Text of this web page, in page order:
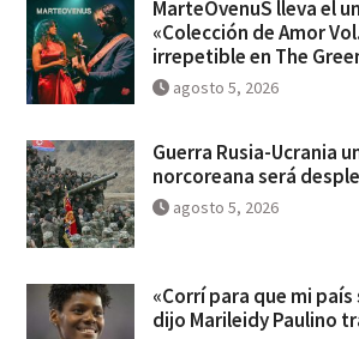
MarteOvenuS lleva el
«Colección de Amor
irrepetible en The
agosto 5, 2026
Guerra Rusia-Ucrania
norcoreana será
agosto 5, 2026
«Corrí para que mi país
dijo Marileidy Paulino